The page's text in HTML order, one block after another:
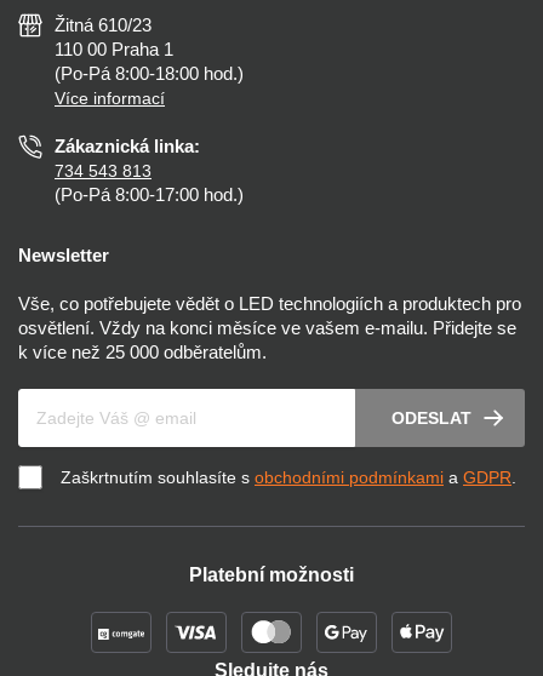
Nejčastější dotazy
Než koupíte
Osvětlení dle místnosti
Zásady ochrany soukromí
Nastavení cookies
Prohlášení o přístupnosti
Žitná 610/23
110 00 Praha 1
(Po-Pá 8:00-18:00 hod.)
Více informací
Zákaznická linka:
734 543 813
(Po-Pá 8:00-17:00 hod.)
Newsletter
Vše, co potřebujete vědět o LED technologiích a produktech pro
osvětlení. Vždy na konci měsíce ve vašem e-mailu. Přidejte se
k více než 25 000 odběratelům.
ODESLAT
Zaškrtnutím souhlasíte s obchodními podmínkami a GDPR.
Platební možnosti
Sledujte nás